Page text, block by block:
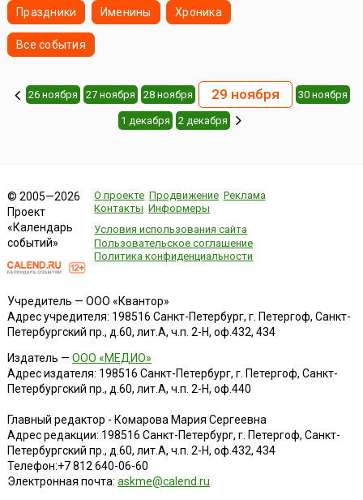
Праздники Именины Хроника
Все события
26 ноября 27 ноября 28 ноября 29 ноября 30 ноября
1 декабря 2 декабря
© 2005—2026
Проект
«Календарь
событий»
О проекте Продвижение Реклама
Контакты Информеры
Условия использования сайта
Пользовательское соглашение
Политика конфиденциальности
Учредитель — ООО «Квантор»
Адрес учредителя: 198516 Санкт-Петербург, г. Петергоф, Санкт-
Петербургский пр., д.60, лит.А, ч.п. 2-Н, оф.432, 434
Издатель — ООО «МЕДИО»
Адрес издателя: 198516 Санкт-Петербург, г. Петергоф, Санкт-
Петербургский пр., д.60, лит.А, ч.п. 2-Н, оф.440
Главный редактор - Комарова Мария Сергеевна
Адрес редакции: 198516 Санкт-Петербург, г. Петергоф, Санкт-
Петербургский пр., д.60, лит.А, ч.п. 2-Н, оф.432, 434
Телефон:+7 812 640-06-60
Электронная почта: askme@calend.ru